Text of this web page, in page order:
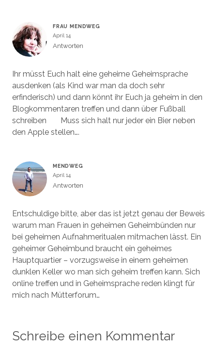
FRAU MENDWEG
April 14
Antworten
Ihr müsst Euch halt eine geheime Geheimsprache
ausdenken (als Kind war man da doch sehr
erfinderisch) und dann könnt ihr Euch ja geheim in den
Blogkommentaren treffen und dann über Fußball
schreiben
Muss sich halt nur jeder ein Bier neben
den Apple stellen….
MENDWEG
April 14
Antworten
Entschuldige bitte, aber das ist jetzt genau der Beweis
warum man Frauen in geheimen Geheimbünden nur
bei geheimen Aufnahmeritualen mitmachen lässt. Ein
geheimer Geheimbund braucht ein geheimes
Hauptquartier – vorzugsweise in einem geheimen
dunklen Keller wo man sich geheim treffen kann. Sich
online treffen und in Geheimsprache reden klingt für
mich nach Mütterforum…
Schreibe einen Kommentar